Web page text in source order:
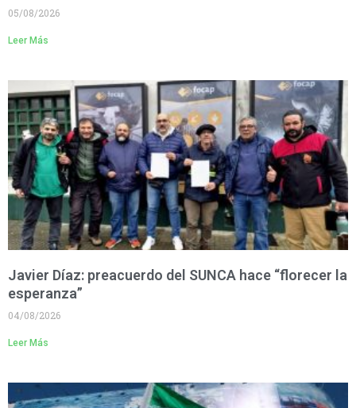
05/08/2026
Leer Más
Javier Díaz: preacuerdo del SUNCA hace “florecer la
esperanza”
04/08/2026
Leer Más